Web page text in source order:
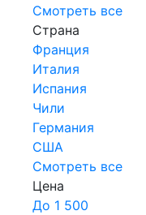
Смотреть все
Страна
Франция
Италия
Испания
Чили
Германия
США
Смотреть все
Цена
До 1 500